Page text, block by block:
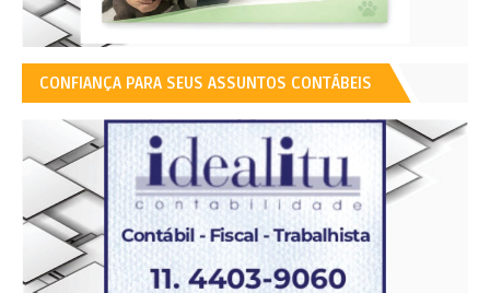
CONFIANÇA PARA SEUS ASSUNTOS CONTÁBEIS